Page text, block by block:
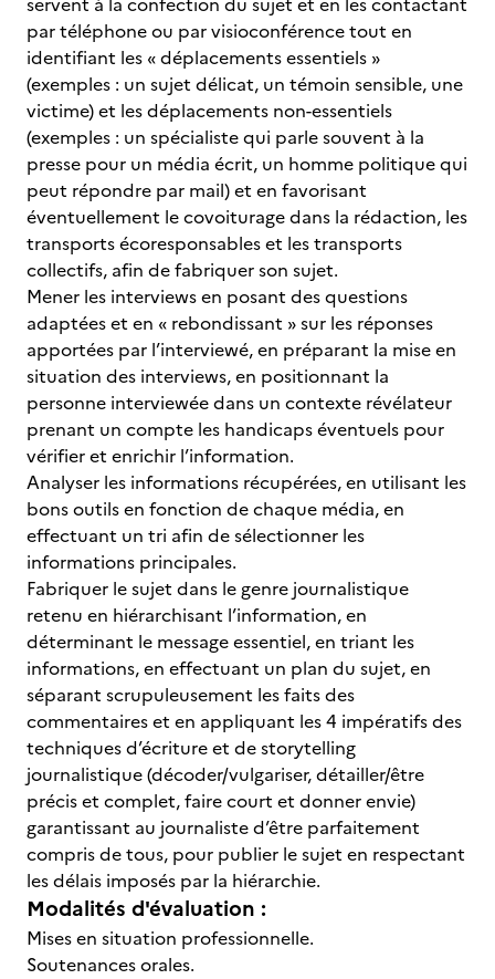
par téléphone ou par visioconférence tout en
identifiant les « déplacements essentiels »
(exemples : un sujet délicat, un témoin sensible, une
victime) et les déplacements non-essentiels
(exemples : un spécialiste qui parle souvent à la
presse pour un média écrit, un homme politique qui
peut répondre par mail) et en favorisant
éventuellement le covoiturage dans la rédaction, les
transports écoresponsables et les transports
collectifs, afin de fabriquer son sujet.
Mener les interviews en posant des questions
adaptées et en « rebondissant » sur les réponses
apportées par l’interviewé, en préparant la mise en
situation des interviews, en positionnant la
personne interviewée dans un contexte révélateur
prenant un compte les handicaps éventuels pour
vérifier et enrichir l’information.
Analyser les informations récupérées, en utilisant les
bons outils en fonction de chaque média, en
effectuant un tri afin de sélectionner les
informations principales.
Fabriquer le sujet dans le genre journalistique
retenu en hiérarchisant l’information, en
déterminant le message essentiel, en triant les
informations, en effectuant un plan du sujet, en
séparant scrupuleusement les faits des
commentaires et en appliquant les 4 impératifs des
techniques d’écriture et de storytelling
journalistique (décoder/vulgariser, détailler/être
précis et complet, faire court et donner envie)
garantissant au journaliste d’être parfaitement
compris de tous, pour publier le sujet en respectant
les délais imposés par la hiérarchie.
Modalités d'évaluation :
Mises en situation professionnelle.
Soutenances orales.